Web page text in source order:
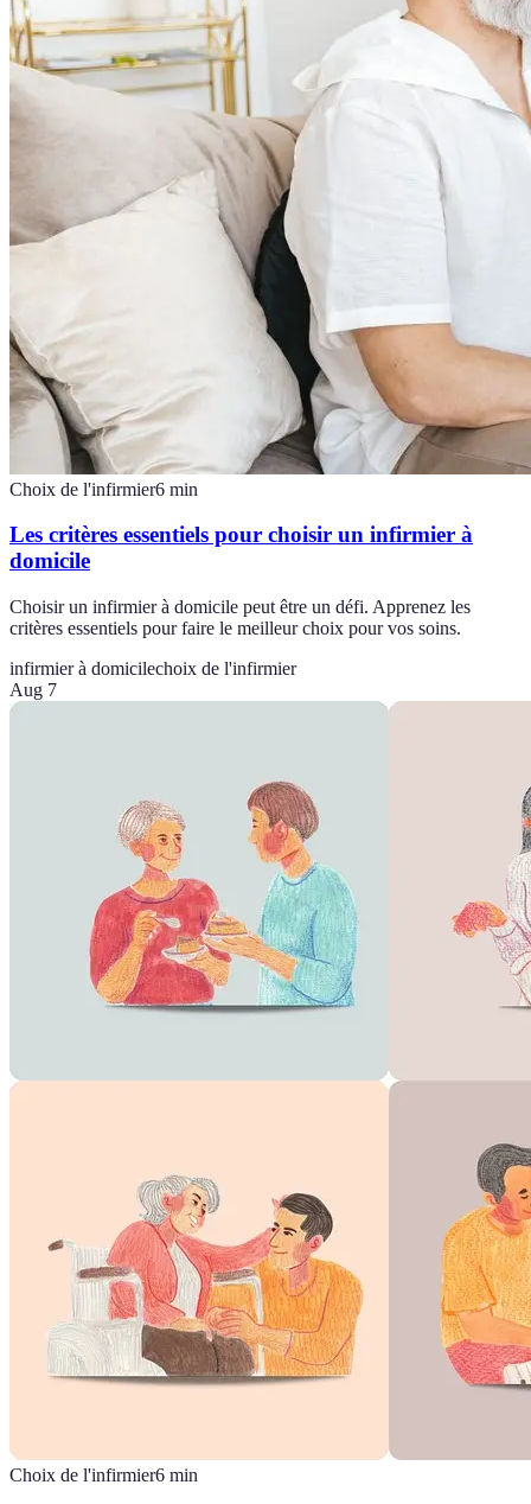
Choix de l'infirmier6 min
Les critères essentiels pour choisir un infirmier à
domicile
Choisir un infirmier à domicile peut être un défi. Apprenez les
critères essentiels pour faire le meilleur choix pour vos soins.
infirmier à domicilechoix de l'infirmier
Aug 7
Choix de l'infirmier6 min